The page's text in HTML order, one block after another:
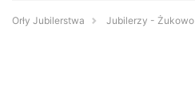
Orły Jubilerstwa Jubilerzy - Żukowo